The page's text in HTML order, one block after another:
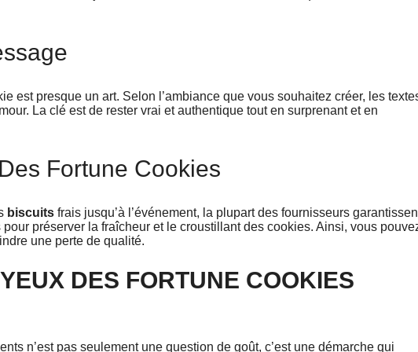
est presque un art. Selon l’ambiance que vous souhaitez créer, les
La clé est de rester vrai et authentique tout en surprenant et en
Fortune Cookies
biscuits frais jusqu’à l’événement, la plupart des fournisseurs
préserver la fraîcheur et le croustillant des cookies. Ainsi, vous
une perte de qualité.
DES FORTUNE COOKIES
n’est pas seulement une question de goût, c’est une démarche qui